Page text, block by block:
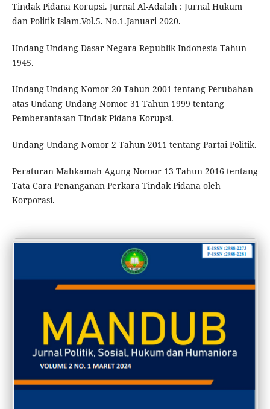
Tindak Pidana Korupsi. Jurnal Al-Adalah : Jurnal Hukum
dan Politik Islam.Vol.5. No.1.Januari 2020.
Undang Undang Dasar Negara Republik Indonesia Tahun
1945.
Undang Undang Nomor 20 Tahun 2001 tentang Perubahan
atas Undang Undang Nomor 31 Tahun 1999 tentang
Pemberantasan Tindak Pidana Korupsi.
Undang Undang Nomor 2 Tahun 2011 tentang Partai Politik.
Peraturan Mahkamah Agung Nomor 13 Tahun 2016 tentang
Tata Cara Penanganan Perkara Tindak Pidana oleh
Korporasi.